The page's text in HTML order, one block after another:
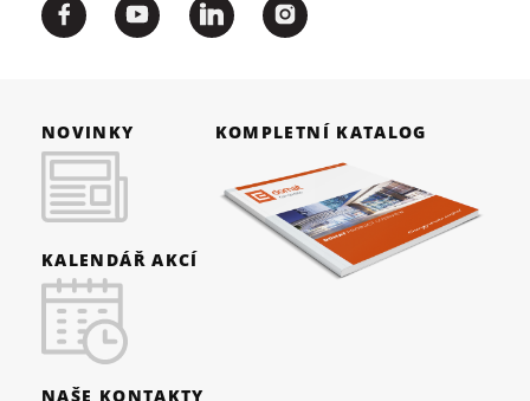
NOVINKY
KALENDÁŘ AKCÍ
KOMPLETNÍ KATALOG
NAŠE KONTAKTY